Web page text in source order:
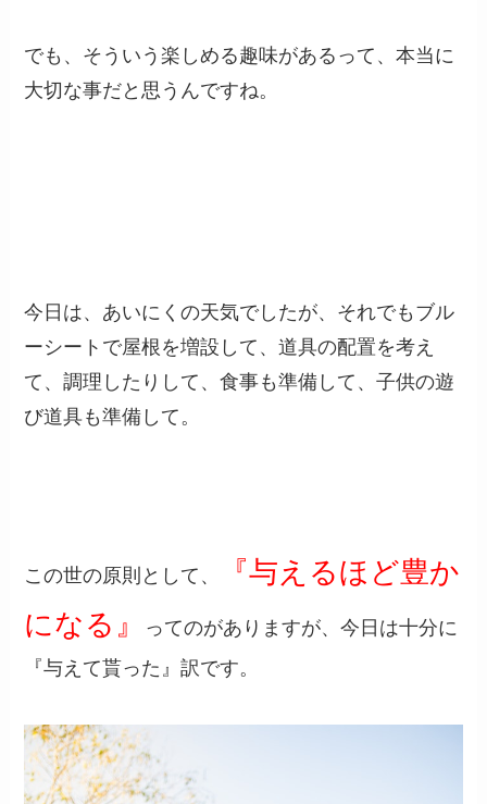
でも、そういう楽しめる趣味があるって、本当に
大切な事だと思うんですね。
今日は、あいにくの天気でしたが、それでもブル
ーシートで屋根を増設して、道具の配置を考え
て、調理したりして、食事も準備して、子供の遊
び道具も準備して。
この世の原則として、
『与えるほど豊か
になる』
ってのがありますが、今日は十分に
『与えて貰った』訳です。